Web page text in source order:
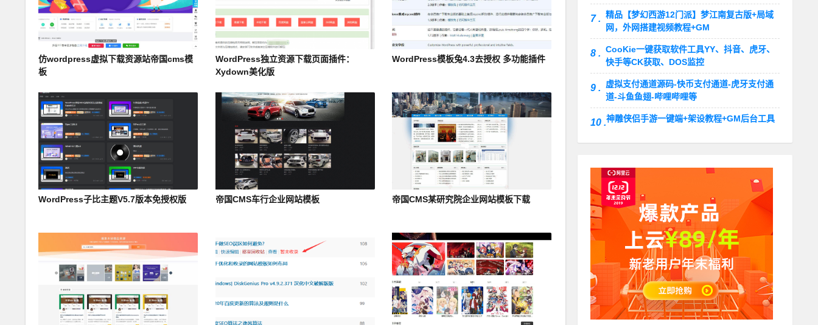
仿wordpress虚拟下载资源站帝国cms模
板
WordPress独立资源下载页面插件：
Xydown美化版
WordPress模板兔4.3去授权 多功能插件
WordPress子比主题V5.7版本免授权版 帝国CMS车行企业网站模板 帝国CMS某研究院企业网站模板下载
7 . 精品【梦幻西游12门派】梦江南复古版+局域
网，外网搭建视频教程+GM
8 . CooKie一键获取软件工具YY、抖音、虎牙、
快手等CK获取、DOS监控
9 .
虚拟支付通道源码-快币支付通道-虎牙支付通
道-斗鱼鱼翅-哔哩哔哩等
10 .神雕侠侣手游一键端+架设教程+GM后台工具